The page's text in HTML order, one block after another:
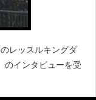
レッスルキングダ
のインタビューを受